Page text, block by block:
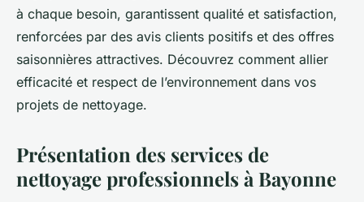
à chaque besoin, garantissent qualité et satisfaction,
renforcées par des avis clients positifs et des offres
saisonnières attractives. Découvrez comment allier
efficacité et respect de l’environnement dans vos
projets de nettoyage.
Présentation des services de
nettoyage professionnels à Bayonne